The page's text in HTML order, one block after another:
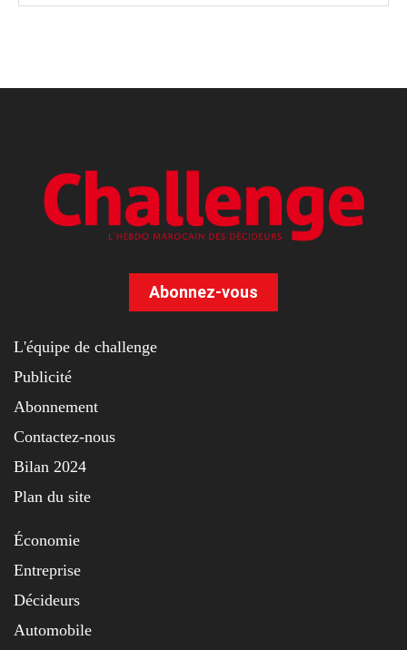
Abonnez-vous
L'équipe de challenge
Publicité
Abonnement
Contactez-nous
Bilan 2024
Plan du site
Économie
Entreprise
Décideurs
Automobile